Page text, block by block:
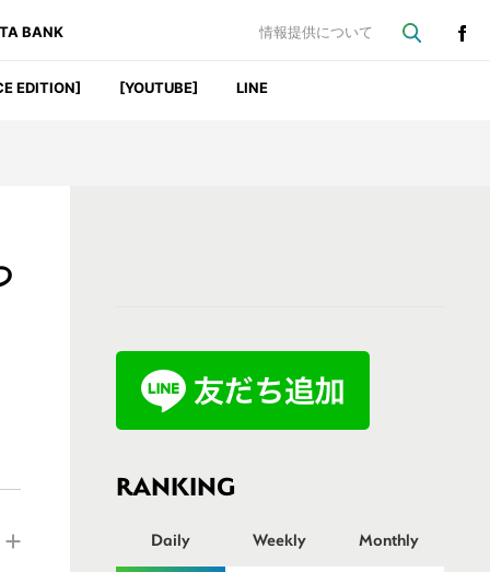
BANK 情報提供について
EDITION] [YOUTUBE] LINE
サ
イ
バ
RANKING
Daily Weekly Monthly